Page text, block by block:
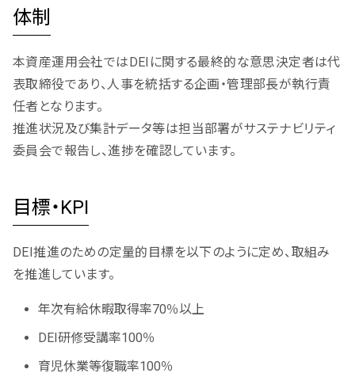
体制
本資産運用会社ではDEIに関する最終的な意思決定者は代
表取締役であり、人事を統括する企画・管理部長が執行責
任者となります。
推進状況及び集計データ等は担当部署がサステナビリティ
委員会で報告し、進捗を確認しています。
目標・KPI
DEI推進のための定量的目標を以下のように定め、取組み
を推進しています。
年次有給休暇取得率70％以上
DEI研修受講率100％
育児休業等復職率100％